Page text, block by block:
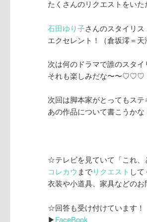
たくさんのリクエストをい
石田ゆり子さんのスタイリ
エクセレント！（倉坂澪＝
次は何のドラマで誰のスタ
それも楽しみだな〜〜♡♡♡
次回は脚本家がとってもス
あの作品について書こうか
☆テレビを見ていて「これ、
コレカウ までリクエスト し
衣装や小道具、家具などの
☆回答も受け付けています！
▶FaceBook